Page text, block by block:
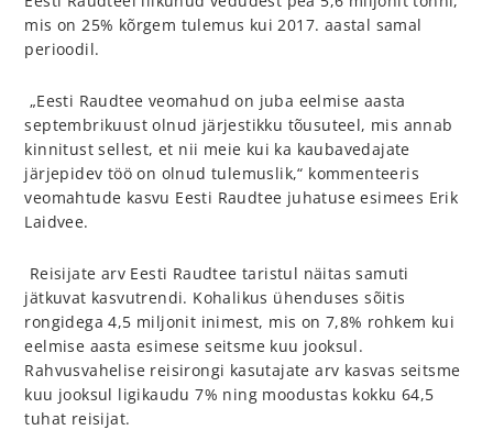
mis on 25% kõrgem tulemus kui 2017. aastal samal
perioodil.
„Eesti Raudtee veomahud on juba eelmise aasta
septembrikuust olnud järjestikku tõusuteel, mis annab
kinnitust sellest, et nii meie kui ka kaubavedajate
järjepidev töö on olnud tulemuslik,“ kommenteeris
veomahtude kasvu Eesti Raudtee juhatuse esimees Erik
Laidvee.
Reisijate arv Eesti Raudtee taristul näitas samuti
jätkuvat kasvutrendi. Kohalikus ühenduses sõitis
rongidega 4,5 miljonit inimest, mis on 7,8% rohkem kui
eelmise aasta esimese seitsme kuu jooksul.
Rahvusvahelise reisirongi kasutajate arv kasvas seitsme
kuu jooksul ligikaudu 7% ning moodustas kokku 64,5
tuhat reisijat.